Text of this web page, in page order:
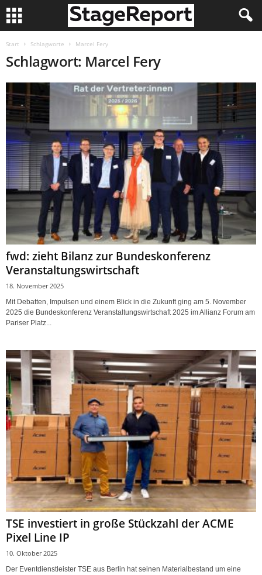
Start Schlagworte Marcel Fery
Schlagwort: Marcel Fery
fwd: zieht Bilanz zur Bundeskonferenz
Veranstaltungswirtschaft
18. November 2025
Mit Debatten, Impulsen und einem Blick in die Zukunft ging am 5. November
2025 die Bundeskonferenz Veranstaltungswirtschaft 2025 im Allianz Forum am
Pariser Platz...
TSE investiert in große Stückzahl der ACME
Pixel Line IP
10. Oktober 2025
Der Eventdienstleister TSE aus Berlin hat seinen Materialbestand um eine